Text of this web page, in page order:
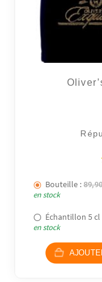
Bouteille :
en stock
Échantillon 5 cl
en stock